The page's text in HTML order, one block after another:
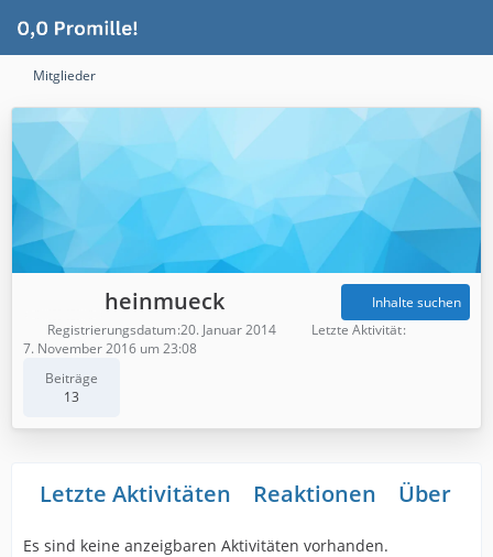
Mitglieder
heinmueck
Beiträge
13
Inhalte suchen
Registrierungsdatum 20. Januar 2014
Letzte Aktivität
7. November 2016 um 23:08
Letzte Aktivitäten Reaktionen Über
Es sind keine anzeigbaren Aktivitäten vorhanden.